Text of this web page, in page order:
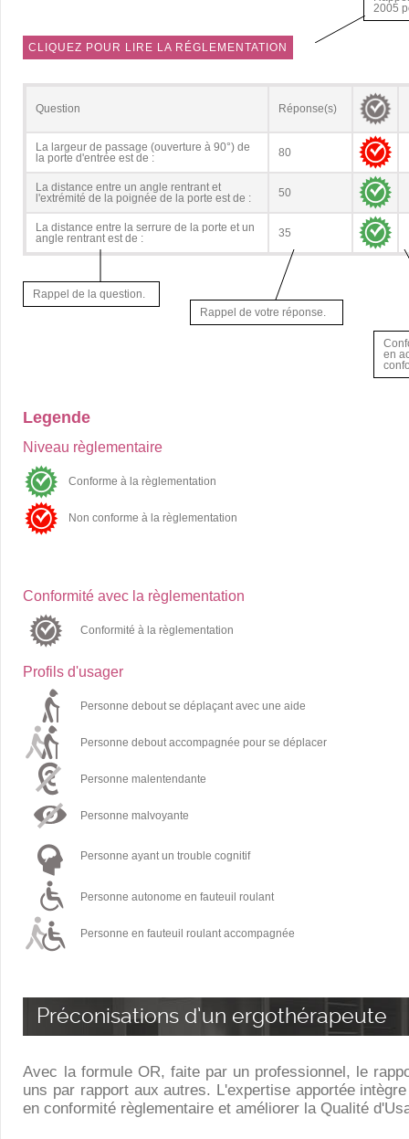
2005
CLIQUEZ POUR LIRE LA RÉGLEMENTATION
Question Réponse(s)
La largeur de passage (ouverture à 90°) de
la porte d'entrée est de :
80
La distance entre un angle rentrant et
l'extrémité de la poignée de la porte est de :
50
La distance entre la serrure de la porte et un
angle rentrant est de :
35
Rappel de la question.
Rappel de votre réponse.
en
Legende
Niveau règlementaire
Conforme à la règlementation
Non conforme à la règlementation
Conformité avec la règlementation
Conformité à la règlementation
Profils d'usager
Personne debout se déplaçant avec une aide
Personne debout accompagnée pour se déplacer
Personne malentendante
Personne malvoyante
Personne ayant un trouble cognitif
Personne autonome en fauteuil roulant
Personne en fauteuil roulant accompagnée
Préconisations d’un ergothérapeute
Avec la formule OR, faite par un professionnel, le
uns par rapport aux autres. L'expertise apportée
en conformité règlementaire et améliorer la Qualité